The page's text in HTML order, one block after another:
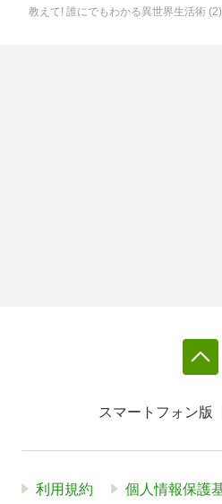
教えて! 誰にでもわかる異世界生活術
スマートフォン版
利用規約 個人情報保護